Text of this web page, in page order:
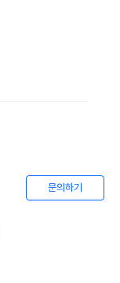
문의하기